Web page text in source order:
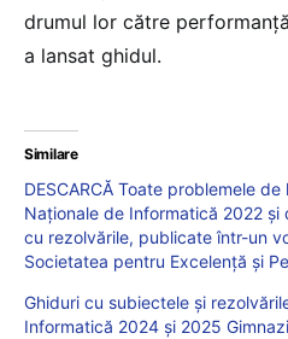
drumul lor către
a lansat ghidul.
Similare
DESCARCĂ Toate problemele
Naționale de Informatică 2022 și
cu rezolvările, publicate într-un
Societatea pentru Excelență și
Ghiduri cu subiectele și
Informatică 2024 și 2025